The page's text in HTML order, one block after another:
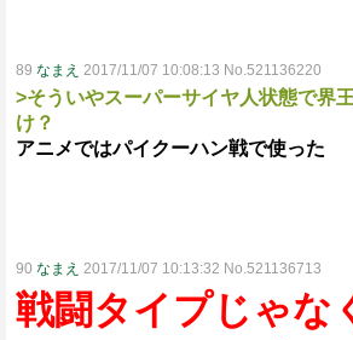
89 なまえ 2017/11/07 10:08:13 No.521136220
>そういやスーパーサイヤ人状態で界
け？
アニメではパイクーハン戦で使った
90 なまえ 2017/11/07 10:13:32 No.521136713
戦闘タイプじゃな